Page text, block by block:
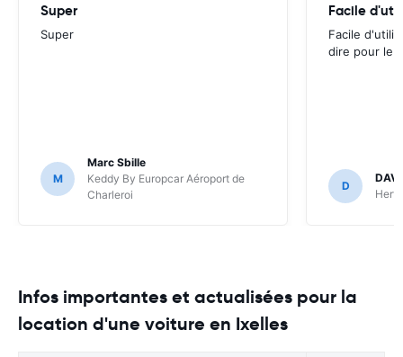
Super
Super
M
Marc Sbille
Keddy By Europcar Aéroport de
Charleroi
Facile
dire pour le
D
Infos importantes et actualisées pour la
location d'une voiture en Ixelles